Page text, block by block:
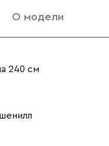
О модели
240 см